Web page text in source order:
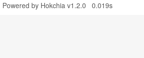
Powered by Hokchia v1.2.0 0.019s